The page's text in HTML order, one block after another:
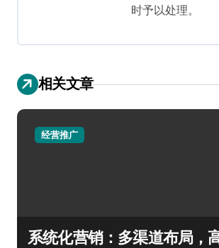
时予以处理。
相关文章
经营推广
系统化营销：多渠道布局，